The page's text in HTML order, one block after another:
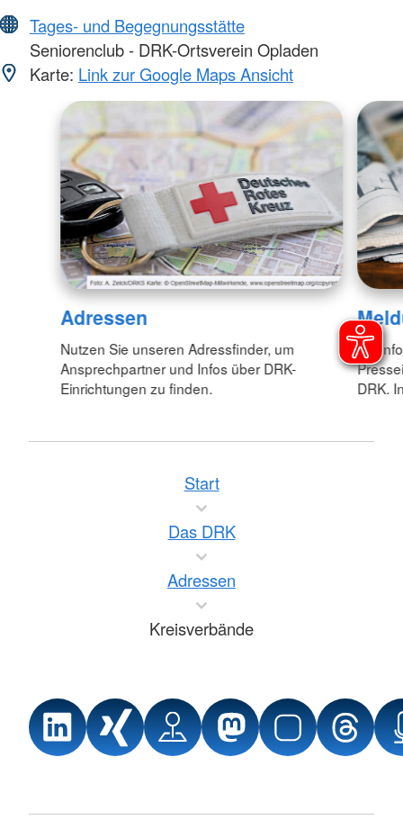
Tages- und Begegnungsstätte
Seniorenclub - DRK-Ortsverein Opladen
Karte: Link zur Google Maps Ansicht
Adressen
Nutzen Sie unseren Adressfinder, um
Ansprechpartner und Infos über DRK-
Einrichtungen zu finden.
Wir
DRK.
Start
Das DRK
Adressen
Kreisverbände